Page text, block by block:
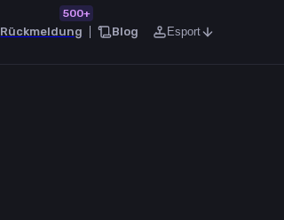
Rückmeldung
500+
Blog Esport